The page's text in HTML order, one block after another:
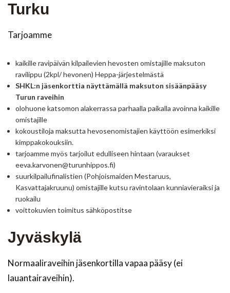
Turku
Tarjoamme
kaikille ravipäivän kilpailevien hevosten omistajille maksuton
ravilippu (2kpl/ hevonen) Heppa-järjestelmästä
SHKL:n jäsenkorttia näyttämällä maksuton sisäänpääsy
Turun raveihin
olohuone katsomon alakerrassa parhaalla paikalla avoinna kaikille
omistajille
kokoustiloja maksutta hevosenomistajien käyttöön esimerkiksi
kimppakokouksiin.
tarjoamme myös tarjoilut edulliseen hintaan (varaukset
eeva.karvonen@turunhippos.fi)
suurkilpailufinalistien (Pohjoismaiden Mestaruus,
Kasvattajakruunu) omistajille kutsu ravintolaan kunniavieraiksi ja
ruokailu
voittokuvien toimitus sähköpostitse
Jyväskylä
Normaaliraveihin jäsenkortilla vapaa pääsy (ei
lauantairaveihin).